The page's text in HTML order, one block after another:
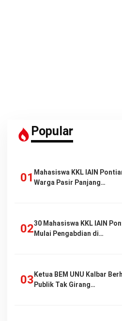
Popular
Mahasiswa KKL IAIN
Warga Pasir Panjang…
30 Mahasiswa KKL IAIN
Mulai Pengabdian di…
Ketua BEM UNU Kalbar
Publik Tak Girang…